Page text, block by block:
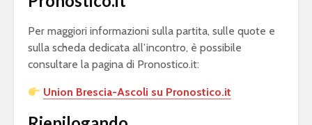
Per maggiori informazioni sulla partita, sulle quote e
sulla scheda dedicata all’incontro, è possibile
consultare la pagina di Pronostico.it:
Union Brescia-Ascoli su Pronostico.it